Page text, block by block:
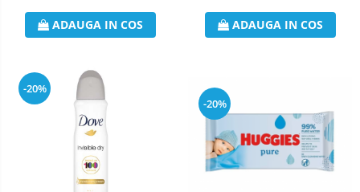
ADAUGA IN COS ADAUGA IN COS
-20%
-20%